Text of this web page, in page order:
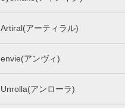
Artiral(アーティラル)
envie(アンヴィ)
Unrolla(アンローラ)